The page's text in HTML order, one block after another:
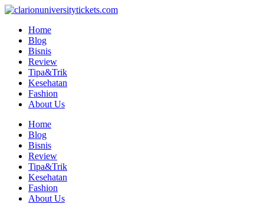
Skip
contentHome
Blog
Bisnis
Review
Tipa&Trik
Kesehatan
Fashion
About Us
Home
Blog
Bisnis
Review
Tipa&Trik
Kesehatan
Fashion
About Us